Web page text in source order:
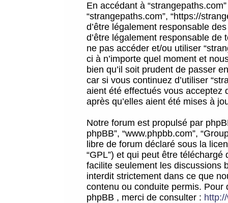
En accédant à
“strangepaths.com”, “https://
d’être légalement responsable
d’être légalement responsable
ne pas accéder et/ou utiliser
ci à n’importe quel moment et
bien qu’il soit prudent de passer
car si vous continuez d’utiliser
aient été effectués vous acceptez
après qu’elles aient été mises à
Notre forum est propulsé par
phpBB”, “www.phpbb.com”,
libre de forum déclaré sous la
“GPL”) et qui peut être téléchargé
facilite seulement les discussions
interdit strictement dans ce que
contenu ou conduite permis.
phpBB , merci de consulter :